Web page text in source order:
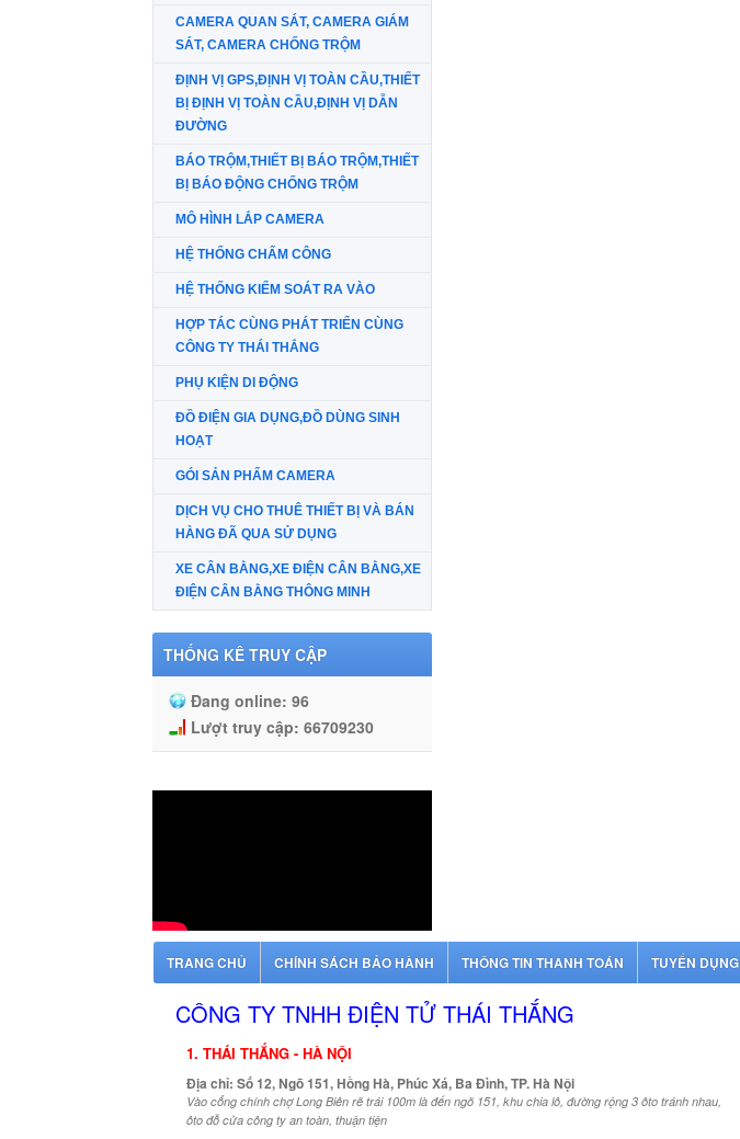
CAMERA QUAN SÁT, CAMERA GIÁM
SÁT, CAMERA CHỐNG TRỘM
ĐỊNH VỊ GPS,ĐỊNH VỊ TOÀN CẦU,THIẾT
BỊ ĐỊNH VỊ TOÀN CẦU,ĐỊNH VỊ DẪN
ĐƯỜNG
BÁO TRỘM,THIẾT BỊ BÁO TRỘM,THIẾT
BỊ BÁO ĐỘNG CHỐNG TRỘM
MÔ HÌNH LẮP CAMERA
HỆ THỐNG CHẤM CÔNG
HỆ THỐNG KIỂM SOÁT RA VÀO
HỢP TÁC CÙNG PHÁT TRIỂN CÙNG
CÔNG TY THÁI THẮNG
PHỤ KIỆN DI ĐỘNG
ĐỒ ĐIỆN GIA DỤNG,ĐỒ DÙNG SINH
HOẠT
GÓI SẢN PHẨM CAMERA
DỊCH VỤ CHO THUÊ THIẾT BỊ VÀ BÁN
HÀNG ĐÃ QUA SỬ DỤNG
XE CÂN BẰNG,XE ĐIỆN CÂN BẰNG,XE
ĐIỆN CÂN BẰNG THÔNG MINH
THỐNG KÊ TRUY CẬP
Đang online: 96
Lượt truy cập: 66709230
TRANG CHỦ CHÍNH SÁCH BẢO HÀNH THÔNG TIN THANH TOÁN TUYỂN DỤNG
CÔNG TY TNHH ĐIỆN TỬ THÁI THẮNG
1. THÁI THẮNG - HÀ NỘI
Địa chỉ: Số 12, Ngõ 151, Hồng Hà, Phúc Xá, Ba Đình, TP. Hà Nội
Vào cổng chính chợ Long Biên rẽ trái 100m là đến ngõ 151, khu chia lô, đường rộng 3 ôto tránh nhau,
ôto đỗ cửa công ty an toàn, thuận tiện